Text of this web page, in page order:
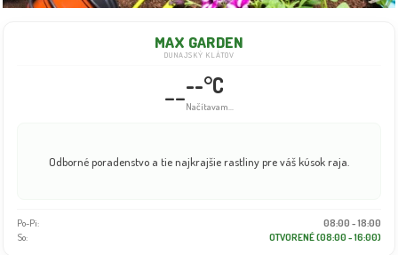
MAX GARDEN
DUNAJSKÝ KLÁTOV
----°C
Načítavam...
Odborné poradenstvo a tie najkrajšie rastliny pre váš kúsok raja.
Po-Pi:
08:00 - 18:00
So:
OTVORENÉ (08:00 - 16:00)